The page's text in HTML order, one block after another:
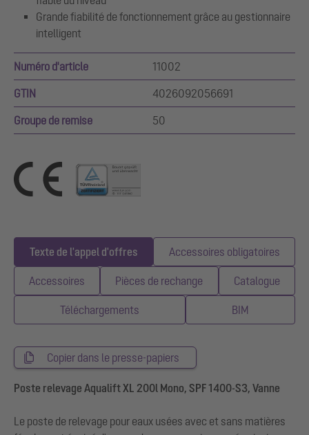
Grande fiabilité de fonctionnement grâce au gestionnaire
intelligent
Numéro d'article 11002
GTIN 4026092056691
Groupe de remise 50
Texte de l'appel d'offres Accessoires obligatoires
Accessoires Pièces de rechange Catalogue
Téléchargements BIM
Copier dans le presse-papiers
Poste relevage Aqualift XL 200l Mono, SPF 1400-S3, Vanne
Le poste de relevage pour eaux usées avec et sans matières